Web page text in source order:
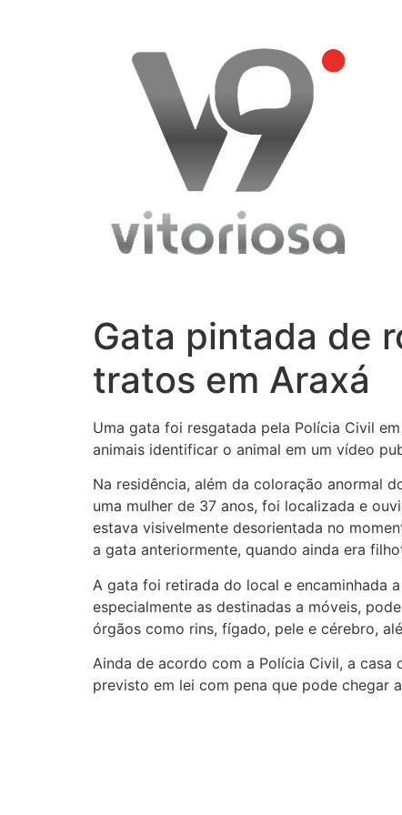
Gata pintada de
tratos em Araxá
Uma gata foi resgatada pela Polícia Civil
animais identificar o animal em um vídeo
Na residência, além da coloração anormal
uma mulher de 37 anos, foi localizada e
estava visivelmente desorientada no
a gata anteriormente, quando ainda era
A gata foi retirada do local e encaminhada
especialmente as destinadas a móveis,
órgãos como rins, fígado, pele e cérebro,
Ainda de acordo com a Polícia Civil, a casa
previsto em lei com pena que pode chegar